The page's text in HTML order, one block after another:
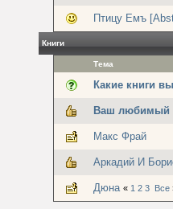
Птицу Емъ
Книги
Тема
Какие книги
Ваш любимый
Макс Фрай
Аркадий И
Дюна « 1 2 3 Все